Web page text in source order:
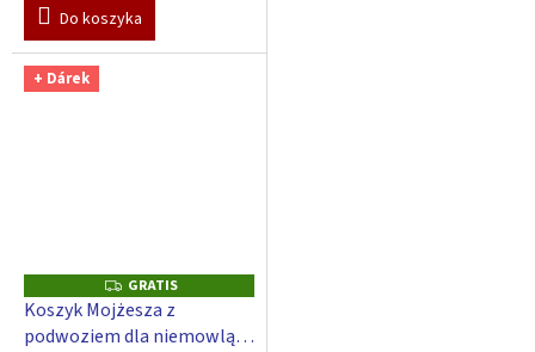
Do koszyka
+ Dárek
G
R
A
T
GRATIS
Koszyk Mojżesza z
podwoziem dla niemowląt